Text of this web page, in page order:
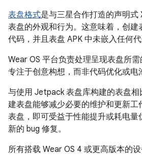
表盘格式是与三星合作打造的声明式
表盘的外观和行为。这意味着，创建
代码，并且表盘 APK 中未嵌入任何代
Wear OS 平台负责处理呈现表盘所
专注于创意构想，而非代码优化或电
与使用 Jetpack 表盘库构建的表盘
建表盘能够减少必要的维护和更新工
表盘，即可受益于性能提升或耗电量
新的 bug 修复。
所有搭载 Wear OS 4 或更高版本的设